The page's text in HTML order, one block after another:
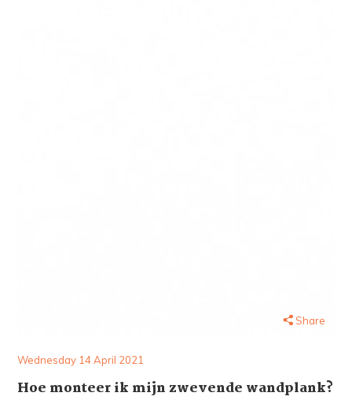
Share
Wednesday 14 April 2021
Hoe monteer ik mijn zwevende wandplank?